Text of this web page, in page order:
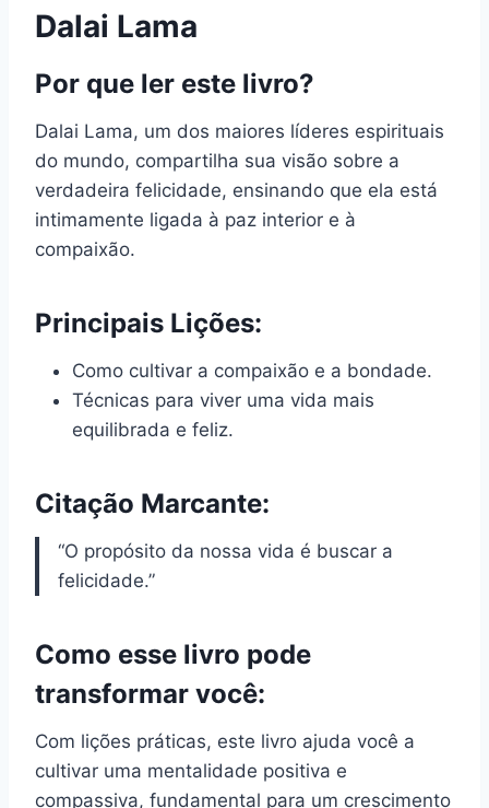
Dalai Lama
Por que ler este livro?
Dalai Lama, um dos maiores líderes espirituais
do mundo, compartilha sua visão sobre a
verdadeira felicidade, ensinando que ela está
intimamente ligada à paz interior e à
compaixão.
Principais Lições:
Como cultivar a compaixão e a bondade.
Técnicas para viver uma vida mais
equilibrada e feliz.
Citação Marcante:
“O propósito da nossa vida é buscar a
felicidade.”
Como esse livro pode
transformar você:
Com lições práticas, este livro ajuda você a
cultivar uma mentalidade positiva e
compassiva, fundamental para um crescimento